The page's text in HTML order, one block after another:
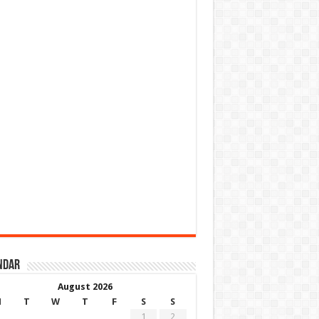
August 2026
T W T F S
S
1
2